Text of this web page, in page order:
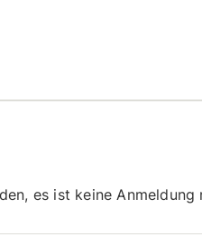
es ist keine Anmeldung